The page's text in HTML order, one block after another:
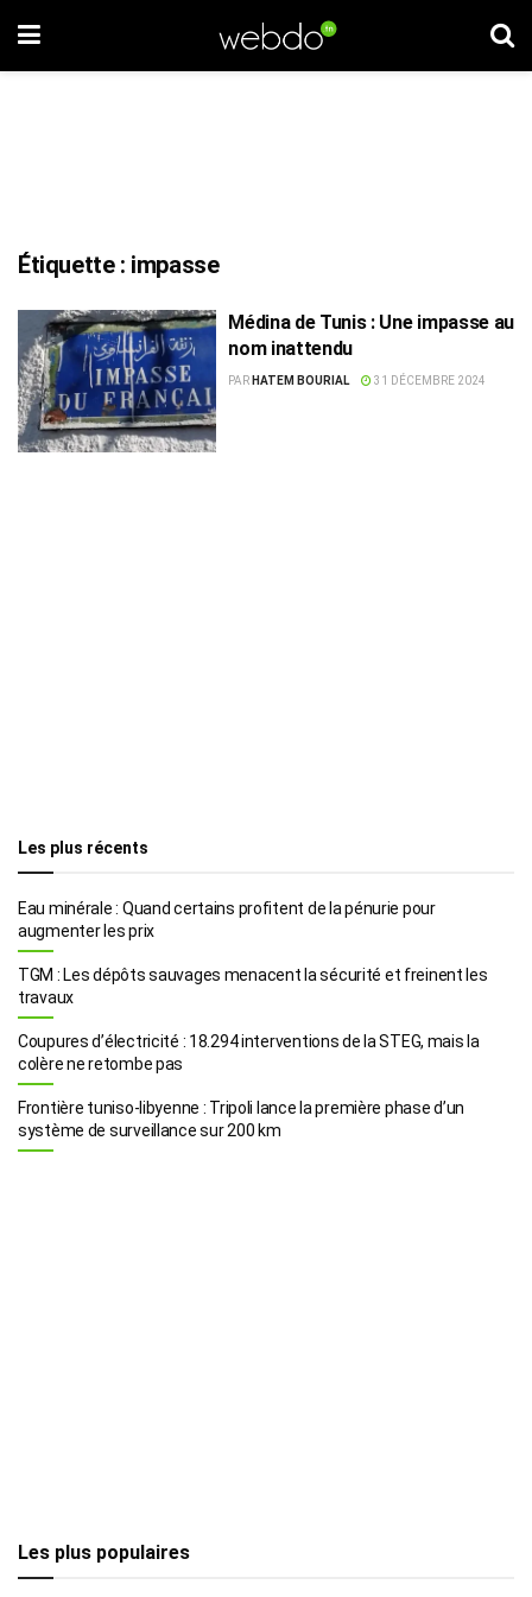
Étiquette : impasse
Médina de Tunis : Une impasse au
nom inattendu
PAR HATEM BOURIAL 31 DÉCEMBRE 2024
Les plus récents
Eau minérale : Quand certains profitent de la pénurie pour
augmenter les prix
TGM : Les dépôts sauvages menacent la sécurité et freinent les
travaux
Coupures d’électricité : 18.294 interventions de la STEG, mais la
colère ne retombe pas
Frontière tuniso-libyenne : Tripoli lance la première phase d’un
système de surveillance sur 200 km
Les plus populaires